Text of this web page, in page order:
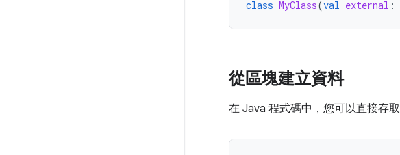
class MyClass(val external :
從區塊建立資料
在 Java 程式碼中，您可以直接存取